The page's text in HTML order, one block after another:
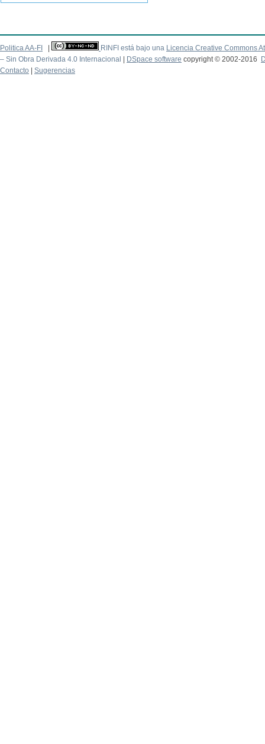
Politica AA-FI RINFI está bajo una Licencia Creative Commons
– Sin Obra Derivada 4.0 Internacional
DSpace software copyright © 2002-2016
Contacto
Sugerencias